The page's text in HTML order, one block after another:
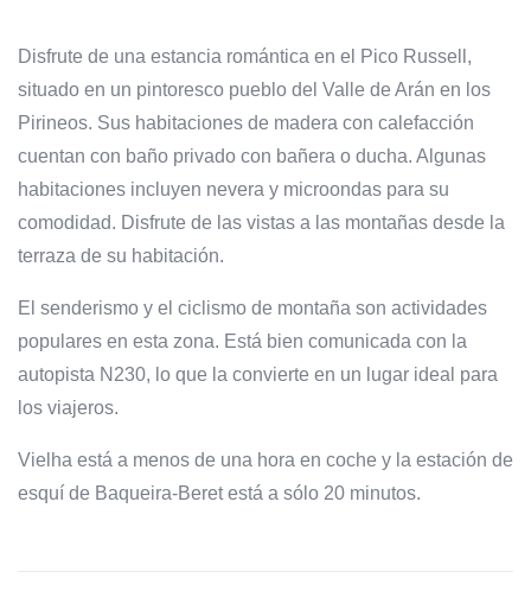
Disfrute de una estancia romántica en el Pico Russell,
situado en un pintoresco pueblo del Valle de Arán en los
Pirineos. Sus habitaciones de madera con calefacción
cuentan con baño privado con bañera o ducha. Algunas
habitaciones incluyen nevera y microondas para su
comodidad. Disfrute de las vistas a las montañas desde la
terraza de su habitación.
El senderismo y el ciclismo de montaña son actividades
populares en esta zona. Está bien comunicada con la
autopista N230, lo que la convierte en un lugar ideal para
los viajeros.
Vielha está a menos de una hora en coche y la estación de
esquí de Baqueira-Beret está a sólo 20 minutos.